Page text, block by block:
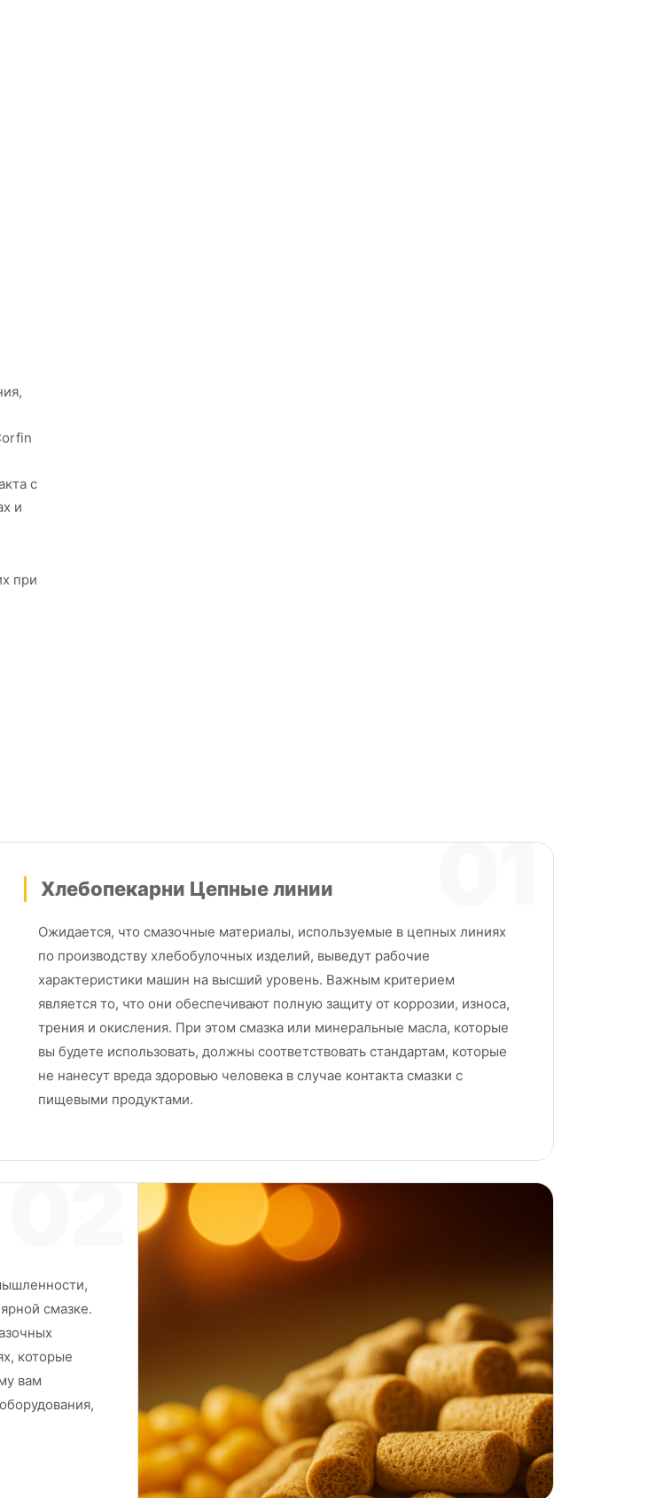
с
и
при
01
Хлебопекарни Цепные линии
Ожидается, что смазочные материалы, используемые в цепных линиях
по производству хлебобулочных изделий, выведут рабочие
характеристики машин на высший уровень. Важным критерием
является то, что они обеспечивают полную защиту от коррозии, износа,
трения и окисления. При этом смазка или минеральные масла, которые
вы будете использовать, должны соответствовать стандартам, которые
не нанесут вреда здоровью человека в случае контакта смазки с
пищевыми продуктами.
02
смазке.
которые
вам